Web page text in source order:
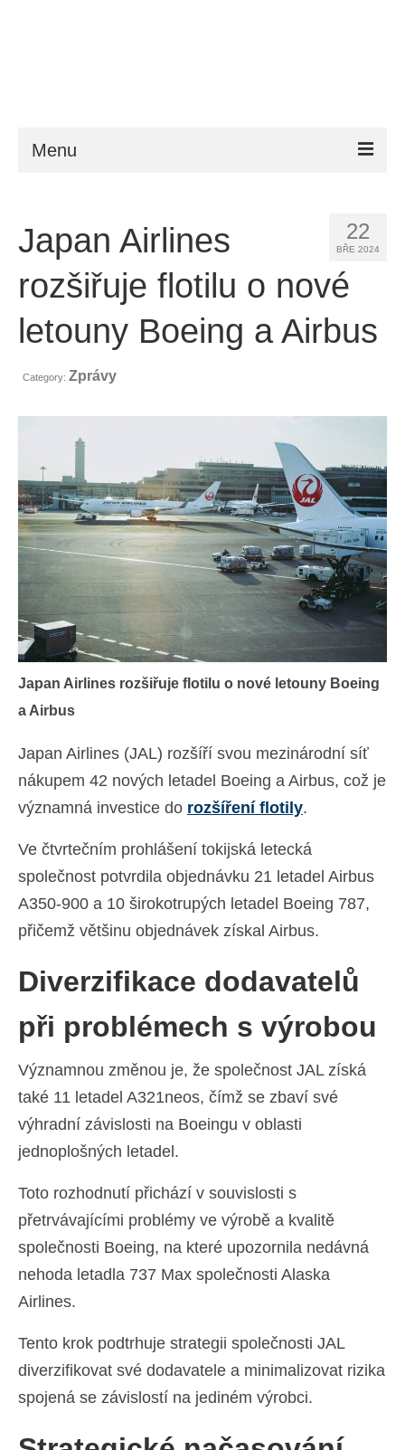
Menu
Požadavky
FAQ
Nápověda
Zprávy
Žádost
Čeština
Hrvatski(Chorvatský)
Dánský)
Nederlands(Holandský
English(Angličtina
Eesti(Estonština)
Français(Francouzština)
Deutsch
עברית Hebrejština )
Magyar(Maďarština)
Ital
日本語 (Japonský)
한국어 (Korejský
Polski(Polský)
Português(Portugalština ( Portugalsko)
Slovenčina
Slovenščina(Slovinština)
Español Španělský
Svenska( Švédský)
22
BŘE 2024
Japan Airlines
rozšiřuje flotilu o nové
letouny Boeing a Airbus
Category: Zprávy
Japan Airlines rozšiřuje flotilu o nové letouny Boeing
a Airbus
Japan Airlines (JAL) rozšíří svou mezinárodní síť
nákupem 42 nových letadel Boeing a Airbus, což je
významná investice do rozšíření flotily.
Ve čtvrtečním prohlášení tokijská letecká
společnost potvrdila objednávku 21 letadel Airbus
A350-900 a 10 širokotrupých letadel Boeing 787,
přičemž většinu objednávek získal Airbus.
Diverzifikace dodavatelů
při problémech s výrobou
Významnou změnou je, že společnost JAL získá
také 11 letadel A321neos, čímž se zbaví své
výhradní závislosti na Boeingu v oblasti
jednoplošných letadel.
Toto rozhodnutí přichází v souvislosti s
přetrvávajícími problémy ve výrobě a kvalitě
společnosti Boeing, na které upozornila nedávná
nehoda letadla 737 Max společnosti Alaska
Airlines.
Tento krok podtrhuje strategii společnosti JAL
diverzifikovat své dodavatele a minimalizovat rizika
spojená se závislostí na jediném výrobci.